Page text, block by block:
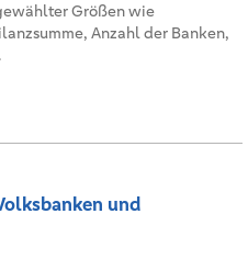
Größen wie
Anzahl der Banken,
und